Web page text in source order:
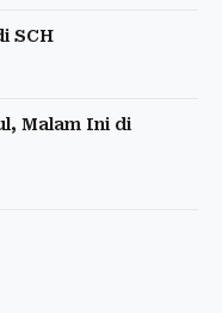
SCH
Malam Ini di